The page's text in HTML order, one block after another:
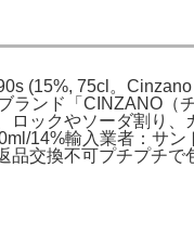
(15%, 75cl。Cinzano
ンド「CINZANO（
ロックやソーダ割り、
14%輸入業者：サン
交換不可プチプチで